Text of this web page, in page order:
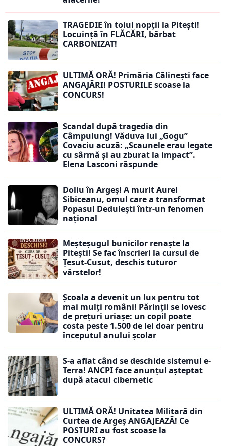
TRAGEDIE în toiul nopții la Pitești!
Locuință în FLĂCĂRI, bărbat
CARBONIZAT!
ULTIMĂ ORĂ! Primăria Călinești face
ANGAJĂRI! POSTURILE scoase la
CONCURS!
Scandal după tragedia din
Câmpulung! Văduva lui „Gogu”
Covaciu acuză: „Scaunele erau legate
cu sârmă și au zburat la impact”.
Elena Lasconi răspunde
Doliu în Argeș! A murit Aurel
Sibiceanu, omul care a transformat
Popasul Dedulești într-un fenomen
național
Meșteșugul bunicilor renaște la
Pitești! Se fac înscrieri la cursul de
Țesut-Cusut, deschis tuturor
vârstelor!
Școala a devenit un lux pentru tot
mai mulți români! Părinții se lovesc
de prețuri uriașe: un copil poate
costa peste 1.500 de lei doar pentru
începutul anului școlar
S-a aflat când se deschide sistemul e-
Terra! ANCPI face anunțul așteptat
după atacul cibernetic
ULTIMĂ ORĂ! Unitatea Militară din
Curtea de Argeș ANGAJEAZĂ! Ce
POSTURI au fost scoase la
CONCURS?